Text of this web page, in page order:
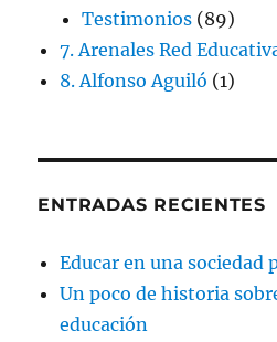
Testimonios (89)
7. Arenales Red
8. Alfonso Aguiló (1)
ENTRADAS RECIENTES
Educar en una sociedad
Un poco de historia
educación